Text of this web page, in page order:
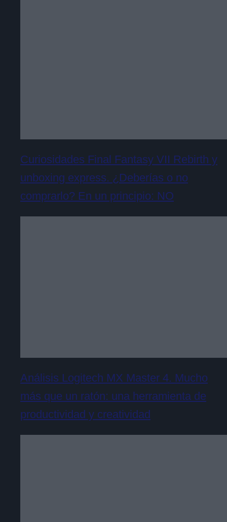
Curiosidades Final Fantasy VII Rebirth y
unboxing express. ¿Deberías o no
comprarlo? En un principio: NO
Análisis Logitech MX Master 4. Mucho
más que un ratón: una herramienta de
productividad y creatividad